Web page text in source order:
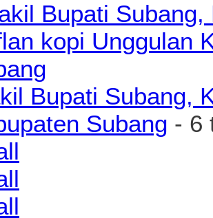
Bupati Subang,
Subang - 6